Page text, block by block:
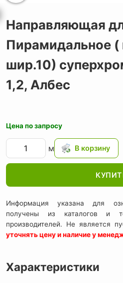
Направляющая
Пирамидальное
шир.10)
1,2, Албес
Цена по запросу
м
Информация указана для
получены из каталогов и
производителей. Не является
уточнять цену и наличие у
Характеристики